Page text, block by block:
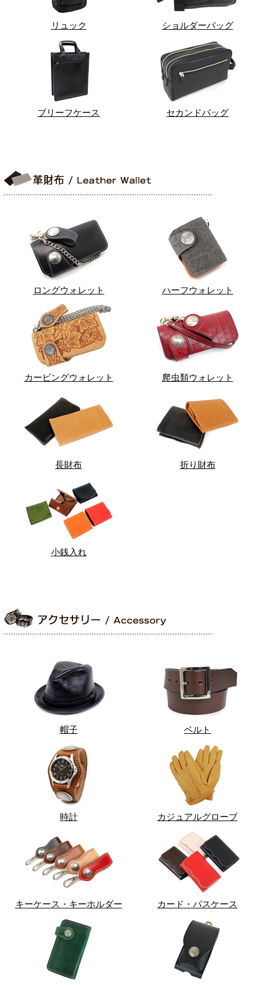
リュック ショルダーバッグ
ブリーフケース セカンドバッグ
ロングウォレット ハーフウォレット
カービングウォレット 爬虫類ウォレット
長財布 折り財布
小銭入れ
帽子 ベルト
時計 カジュアルグローブ
キーケース・キーホルダー カード・パスケース